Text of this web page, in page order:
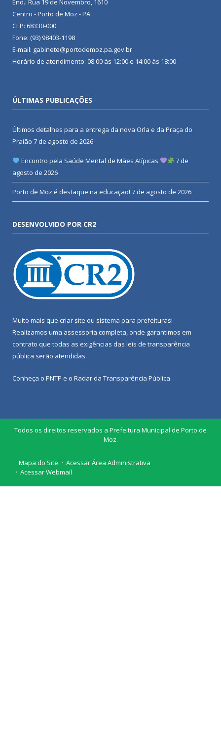
Centro - Porto de Moz - PA
CEP: 68330-000
Fone: (93) 98403-1198
E-mail: gabinete@portodemoz.pa.gov.br
Horário de atendimento: 08:00 às 12:00 e 14:00 às 18:00
ÚLTIMAS PUBLICAÇÕES
Últimos detalhes para a entrega da nova Orla e da Praça do
Praião 7 de agosto de 2026
Encontro pela Saúde Mental de Mães Atípicas
7 de
agosto de 2026
Porto de Moz é destaque na educação! 7 de agosto de 2026
DESENVOLVIDO POR CR2
Muito mais que criar site ou sistema para prefeituras!
Realizamos uma assessoria completa, onde garantimos em
contrato que todas as exigências das leis de transparência
pública serão atendidas.
Conheça o PNTP e o Radar da Transparência Pública
Todos os direitos reservados a Prefeitura Municipal de Porto de
Moz.
Mapa do Site
Acessar Área Administrativa
Acessar Webmail